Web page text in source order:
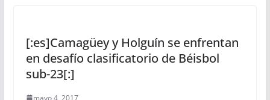
[:es]Camagüey y Holguín se enfrentan
en desafío clasificatorio de Béisbol
sub-23[:]
mayo 4, 2017